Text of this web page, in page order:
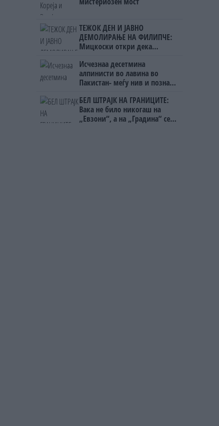
ТЕЖОК ДЕН И ЈАВНО
ДЕМОЛИРАЊЕ НА ФИЛИПЧЕ:
Мицкоски откри дека
ништо, освен за кеш
Исчезнаа десетмина
алпинисти во лавина во
Пакистан- меѓу нив и познат
БЕЛ ШТРАЈК НА ГРАНИЦИТЕ:
Вака не било никогаш на
„Евзони“, а на „Градина“ се